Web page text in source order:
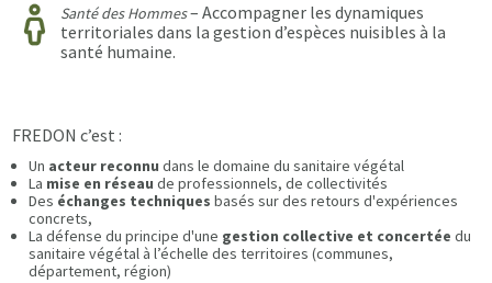
Santé des Hommes– Accompagner les dynamiques
territoriales dans la gestion d’espèces nuisibles à la
santé humaine.
FREDON c’est :
Un acteur reconnu dans le domaine du sanitaire végétal
La mise en réseau de professionnels, de collectivités
Des échanges techniquesbasés sur des retours d'expériences
concrets,
La défense du principe d'une gestion collective et concertée du
sanitaire végétal à l’échelle des territoires (communes,
département, région)